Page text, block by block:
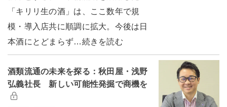
「キリリ生の酒」は、ここ数年で規
模・導入店共に順調に拡大。今後は日
本酒にとどまらず…続きを読む
酒類流通の未来を探る：秋田屋・浅野
弘義社長 新しい可能性発掘で商機を